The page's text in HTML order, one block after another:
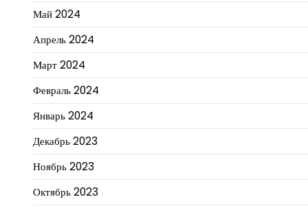
Май 2024
Апрель 2024
Март 2024
Февраль 2024
Январь 2024
Декабрь 2023
Ноябрь 2023
Октябрь 2023